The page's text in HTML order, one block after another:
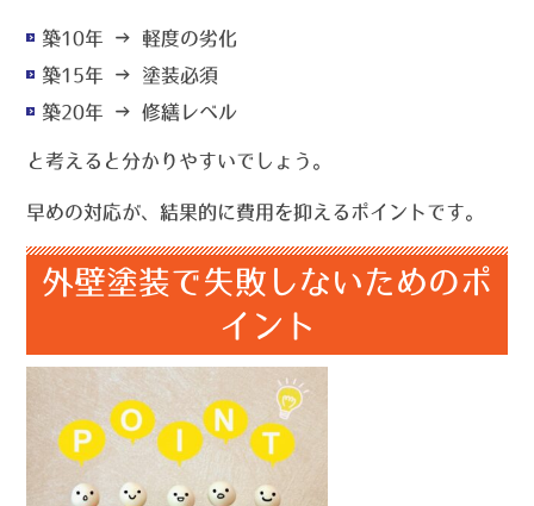
築10年 → 軽度の劣化
築15年 → 塗装必須
築20年 → 修繕レベル
と考えると分かりやすいでしょう。
早めの対応が、結果的に費用を抑えるポイントです。
外壁塗装で失敗しないためのポ
イント